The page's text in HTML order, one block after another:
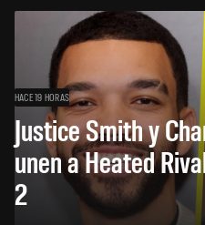
HACE 19 HORAS
Justice Smith y
unen a Heated
2